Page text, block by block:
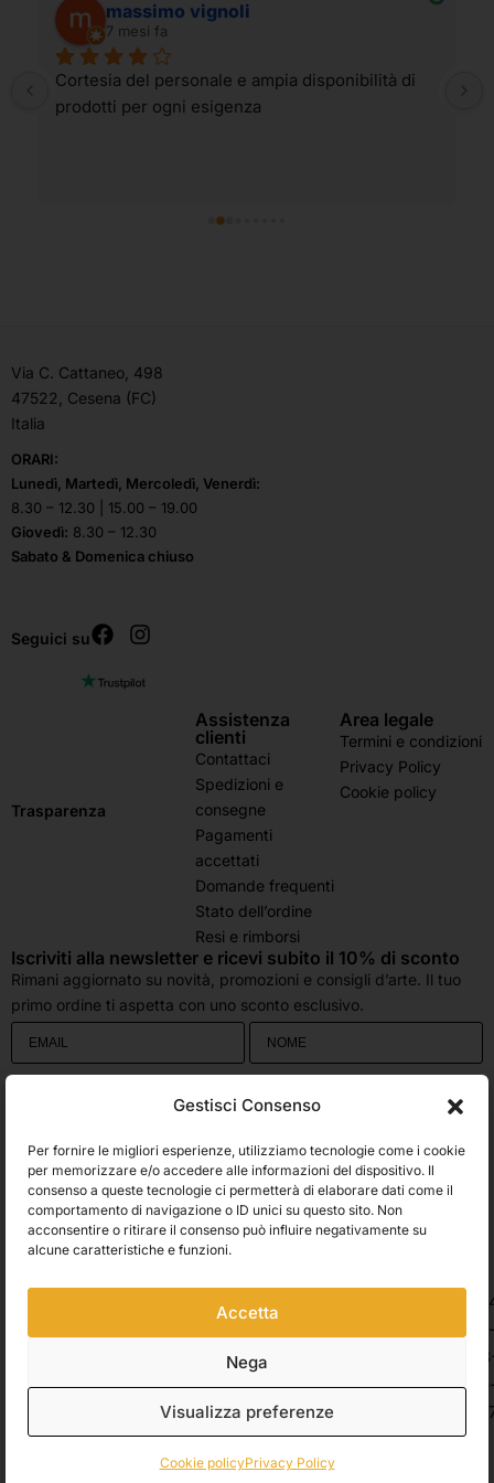
Gestisci Consenso
Per fornire le migliori esperienze, utilizziamo tecnologie come i cookie
per memorizzare e/o accedere alle informazioni del dispositivo. Il
consenso a queste tecnologie ci permetterà di elaborare dati come il
comportamento di navigazione o ID unici su questo sito. Non
acconsentire o ritirare il consenso può influire negativamente su
alcune caratteristiche e funzioni.
Accetta
Nega
Visualizza preferenze
Cookie policyPrivacy Policy
massimo vignoli
7 mesi fa
Cortesia del personale e ampia disponibilità di
prodotti per ogni esigenza
Via C. Cattaneo, 498
47522, Cesena (FC)
Italia
ORARI:
Lunedì, Martedì, Mercoledì, Venerdì:
8.30 – 12.30 | 15.00 – 19.00
Giovedì: 8.30 – 12.30
Sabato & Domenica chiuso
Seguici su
Trasparenza
Assistenza
clienti
Contattaci
Spedizioni e
consegne
Pagamenti
accettati
Domande frequenti
Stato dell’ordine
Resi e rimborsi
Area legale
Termini e condizioni
Privacy Policy
Cookie policy
Iscriviti alla newsletter e ricevi subito il 10% di sconto
Rimani aggiornato su novità, promozioni e consigli d’arte. Il tuo
primo ordine ti aspetta con uno sconto esclusivo.
accetti che i dati personali da te forniti vengano trasferiti a Brevo per il
Accetto le condizioni generali e di ricevere le Newsletters.
ISCRIVITI
Spedizioni
© 2026 Belle Arti Corbara, IT03736520408 – REA: FO – 314246. All rights